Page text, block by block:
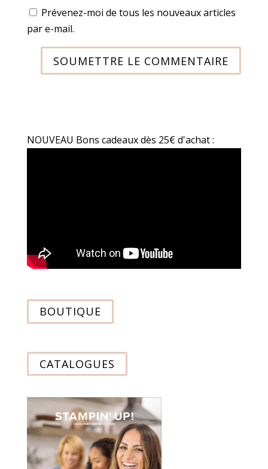
Prévenez-moi de tous les nouveaux articles
par e-mail.
SOUMETTRE LE COMMENTAIRE
NOUVEAU Bons cadeaux dès 25€ d'achat :
BOUTIQUE
CATALOGUES